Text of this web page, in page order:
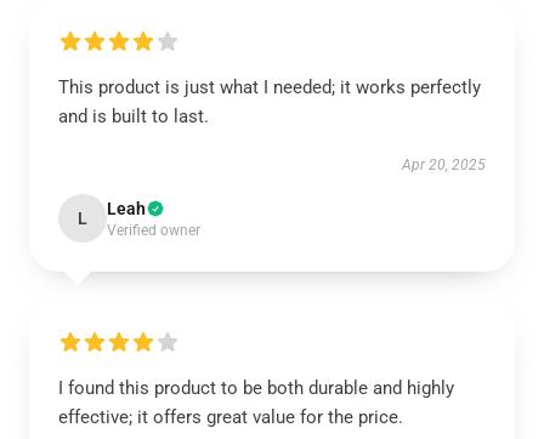
This product is just what I needed; it works perfectly
and is built to last.
Apr 20, 2025
L Leah
Verified owner
I found this product to be both durable and highly
effective; it offers great value for the price.